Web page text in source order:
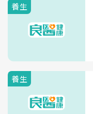
養生
養生